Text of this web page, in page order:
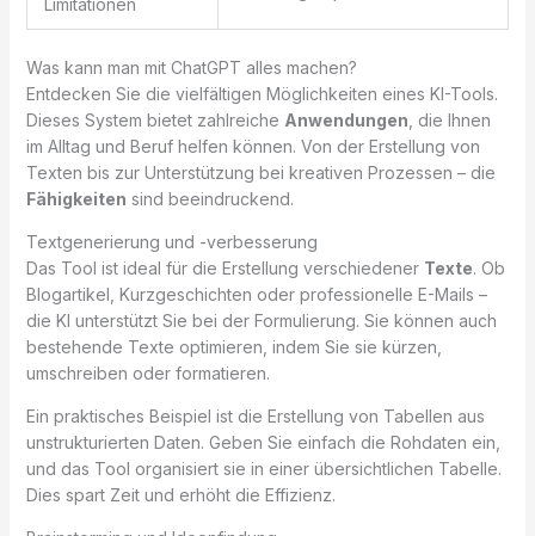
Was kann man mit ChatGPT alles machen?
Entdecken Sie die vielfältigen Möglichkeiten eines KI-Tools.
Dieses System bietet zahlreiche Anwendungen , die Ihnen
im Alltag und Beruf helfen können. Von der Erstellung von
Texten bis zur Unterstützung bei kreativen Prozessen – die
Fähigkeiten sind beeindruckend.
Textgenerierung und -verbesserung
Das Tool ist ideal für die Erstellung verschiedener Texte. Ob
Blogartikel, Kurzgeschichten oder professionelle E-Mails –
die KI unterstützt Sie bei der Formulierung. Sie können auch
bestehende Texte optimieren, indem Sie sie kürzen,
umschreiben oder formatieren.
Ein praktisches Beispiel ist die Erstellung von Tabellen aus
unstrukturierten Daten. Geben Sie einfach die Rohdaten ein,
und das Tool organisiert sie in einer übersichtlichen Tabelle.
Dies spart Zeit und erhöht die Effizienz.